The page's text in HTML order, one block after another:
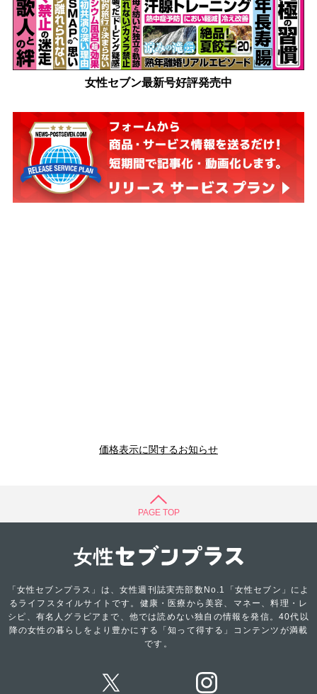
女性セブン最新号好評発売中
価格表示に関するお知らせ
PAGE TOP
「女性セブンプラス」は、女性週刊誌実売部数No.1「女性セブン」によ
るライフスタイルサイトです。健康・医療から美容、マネー、料理・レ
シピ、有名人グラビアまで、他では読めない独自の情報を発信。40代以
降の女性の暮らしをより豊かにする「知って得する」コンテンツが満載
です。